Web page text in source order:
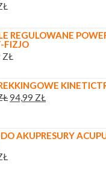
REGULOWANE
FIZJO
ZŁ
94,99 ZŁ
AKUPRESURY